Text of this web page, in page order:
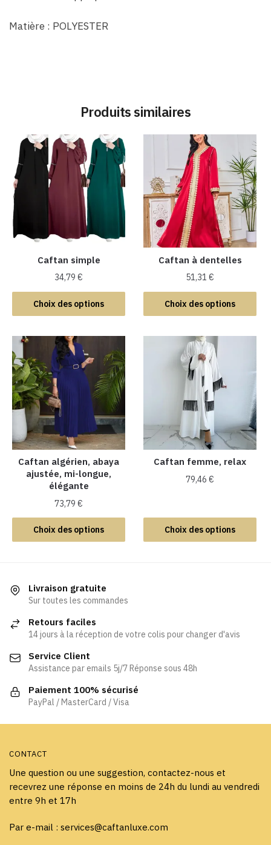
Matière : POLYESTER
Produits similaires
Caftan simple
34,79€
Choix des options
Ce
produit
plusieurs
variations.
Les
options
peuvent
choisies
sur
la
page
du
produit
Caftan à dentelles
51,31€
Choix des options
Ce
produit
plusieurs
variations.
Les
options
peuvent
être
choisies
sur
la
page
Caftan algérien, abaya
ajustée, mi-longue,
élégante
73,79€
Choix des options
Ce
produit
variations.
Les
peuvent
choisies
sur
la
page
Caftan femme, relax
79,46€
Choix des options
produit
a
plusieurs
choisies
Livraison gratuite
Sur toutes les commandes
Retours faciles
14 jours à la réception de votre colis pour changer d'avis
Service Client
Assistance par emails 5j/7 Réponse sous 48h
Paiement 100% sécurisé
PayPal / MasterCard / Visa
CONTACT
Une question ou une suggestion, contactez-nous et
recevrez une réponse en moins de 24h du lundi au vendredi
entre 9h et 17h
Par e-mail : services@caftanluxe.com